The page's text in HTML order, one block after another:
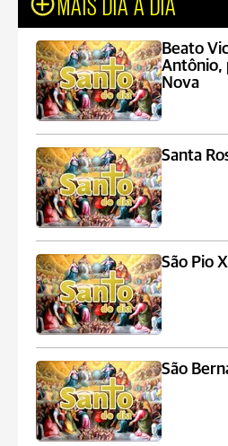
Beato
Antônio,
Nova
Santa
São Pio X
São